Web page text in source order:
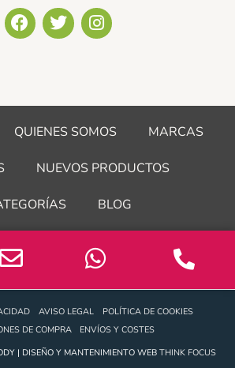
F
a
o
k
T
w
e
I
n
g
a
QUIENES SOMOS MARCAS
NUEVOS PRODUCTOS
BLOG
AVISO LEGAL
POLÍTICA DE COOKIES
DE COMPRA
ENVÍOS Y COSTES
| DISEÑO Y MANTENIMIENTO WEB THINK FOCUS